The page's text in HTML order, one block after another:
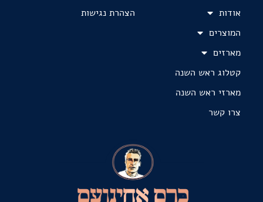
אודות
המוצרים
מארזים
קטלוג ראש השנה
מארזי ראש השנה
צרו קשר
הצהרת נגישות